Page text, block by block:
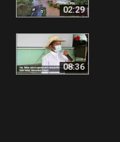
02:29
08:36